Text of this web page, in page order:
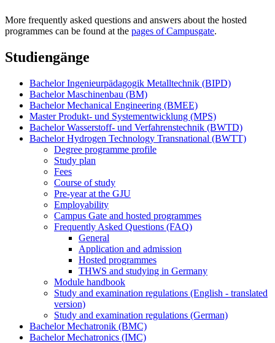
More frequently asked questions and answers about the hosted
programmes can be found at the pages of Campusgate.
Studiengänge
Bachelor Ingenieurpädagogik Metalltechnik (BIPD)
Bachelor Maschinenbau (BM)
Bachelor Mechanical Engineering (BMEE)
Master Produkt- und Systementwicklung (MPS)
Bachelor Wasserstoff- und Verfahrenstechnik (BWTD)
Bachelor Hydrogen Technology Transnational (BWTT)
Degree programme profile
Study plan
Fees
Course of study
Pre-year at the GJU
Employability
Campus Gate and hosted programmes
Frequently Asked Questions (FAQ)
General
Application and admission
Hosted programmes
THWS and studying in Germany
Module handbook
Study and examination regulations (English - translated
version)
Study and examination regulations (German)
Bachelor Mechatronik (BMC)
Bachelor Mechatronics (IMC)